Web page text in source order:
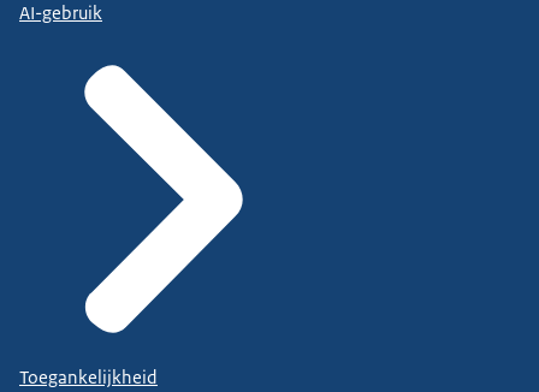
AI-gebruik
Toegankelijkheid